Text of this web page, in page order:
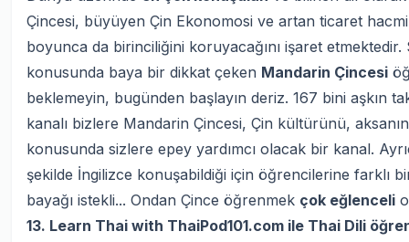
Çincesi, büyüyen Çin Ekonomosi ve artan ticaret
boyunca da birinciliğini koruyacağını işaret
konusunda baya bir dikkat çeken Mandarin Çincesi
beklemeyin, bugünden başlayın deriz. 167 bini aşkın
kanalı bizlere Mandarin Çincesi, Çin kültürünü,
konusunda sizlere epey yardımcı olacak bir kanal.
şekilde İngilizce konuşabildiği için öğrencilerine farklı
bayağı istekli... Ondan Çince öğrenmek çok eğlenceli
13. Learn Thai with ThaiPod101.com ile Thai Dili